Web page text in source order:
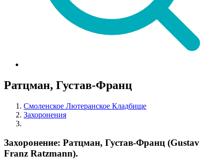
Ратцман, Густав-Франц
Смоленское Лютеранское Кладбище
Захоронения
Захоронение: Ратцман, Густав-Франц (Gustav
Franz Ratzmann).